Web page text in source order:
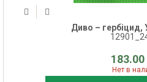
Диво – гербіцид,
183.00
Нет в